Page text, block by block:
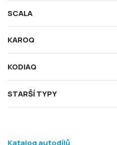
SCALA
KAROQ
KODIAQ
STARŠÍ TYPY